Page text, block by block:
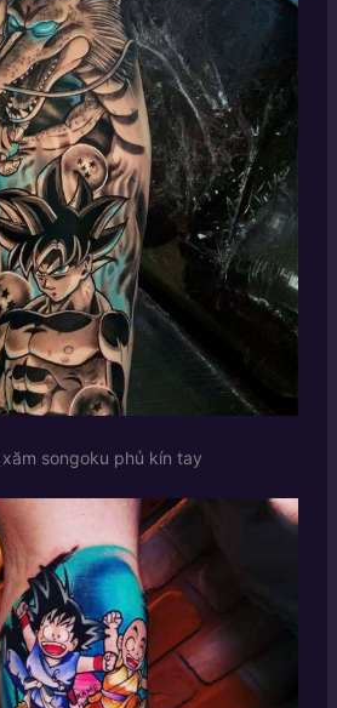
xăm songoku phủ kín tay